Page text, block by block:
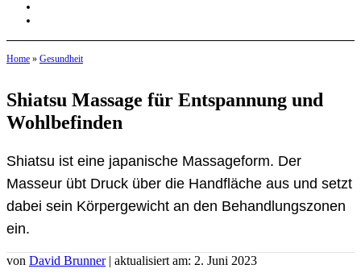
Home » Gesundheit
Shiatsu Massage für Entspannung und
Wohlbefinden
Shiatsu ist eine japanische Massageform. Der
Masseur übt Druck über die Handfläche aus und setzt
dabei sein Körpergewicht an den Behandlungszonen
ein.
von David Brunner | aktualisiert am: 2. Juni 2023